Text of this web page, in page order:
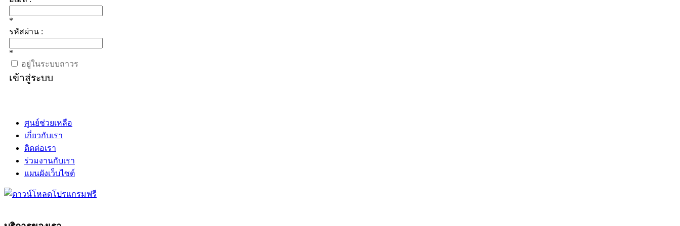
*
รหัสผ่าน :
*
อยู่ในระบบถาวร
เข้าสู่ระบบ
ศูนย์ช่วยเหลือ
เกี่ยวกับเรา
ติดต่อเรา
ร่วมงานกับเรา
แผนผังเว็บไซต์